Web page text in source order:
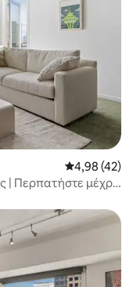
Μέση
4,98 (42)
| Περπατήστε μέχρι